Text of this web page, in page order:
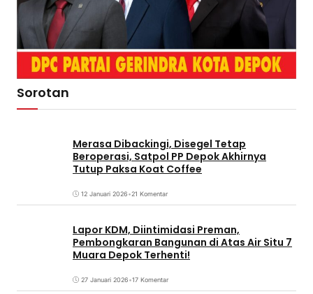
Sorotan
Merasa Dibackingi, Disegel Tetap
Beroperasi, Satpol PP Depok Akhirnya
Tutup Paksa Koat Coffee
12 Januari 2026•21 Komentar
Lapor KDM, Diintimidasi Preman,
Pembongkaran Bangunan di Atas Air Situ 7
Muara Depok Terhenti!
27 Januari 2026•17 Komentar